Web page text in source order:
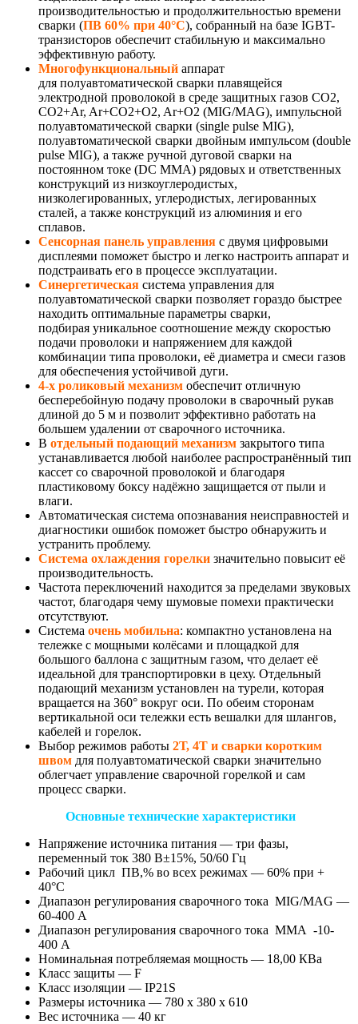
производительностью и продолжительностью времени
сварки (ПВ 60% при 40°С), собранный на базе IGBT-
транзисторов обеспечит стабильную и максимально
эффективную работу.
Многофункциональный аппарат
для полуавтоматической сварки плавящейся
электродной проволокой в среде защитных газов СО2,
CO2+Ar, Ar+CO2+O2, Ar+O2 (MIG/MAG), импульсной
полуавтоматической сварки (single pulse MIG),
полуавтоматической сварки двойным импульсом (double
pulse MIG), а также ручной дуговой сварки на
постоянном токе (DC MMA) рядовых и ответственных
конструкций из низкоуглеродистых,
низколегированных, углеродистых, легированных
сталей, а также конструкций из алюминия и его
сплавов.
Сенсорная панель управления с двумя цифровыми
дисплеями поможет быстро и легко настроить аппарат и
подстраивать его в процессе эксплуатации.
Синергетическая система управления для
полуавтоматической сварки позволяет гораздо быстрее
находить оптимальные параметры сварки,
подбирая уникальное соотношение между скоростью
подачи проволоки и напряжением для каждой
комбинации типа проволоки, её диаметра и смеси газов
для обеспечения устойчивой дуги.
4-х роликовый механизм обеспечит отличную
бесперебойную подачу проволоки в сварочный рукав
длиной до 5 м и позволит эффективно работать на
большем удалении от сварочного источника.
В отдельный подающий механизм закрытого типа
устанавливается любой наиболее распространённый тип
кассет со сварочной проволокой и благодаря
пластиковому боксу надёжно защищается от пыли и
влаги.
Автоматическая система опознавания неисправностей и
диагностики ошибок поможет быстро обнаружить и
устранить проблему.
Система охлаждения горелки значительно повысит её
производительность.
Частота переключений находится за пределами звуковых
частот, благодаря чему шумовые помехи практически
отсутствуют.
Система очень мобильна: компактно установлена на
тележке с мощными колёсами и площадкой для
большого баллона с защитным газом, что делает её
идеальной для транспортировки в цеху. Отдельный
подающий механизм установлен на турели, которая
вращается на 360° вокруг оси. По обеим сторонам
вертикальной оси тележки есть вешалки для шлангов,
кабелей и горелок.
Выбор режимов работы 2Т, 4Т и сварки коротким
швом для полуавтоматической сварки значительно
облегчает управление сварочной горелкой и сам
процесс сварки.
Основные технические характеристики
Напряжение источника питания — три фазы,
переменный ток 380 В±15%, 50/60 Гц
Рабочий цикл ПВ,% во всех режимах — 60% при +
40°С
Диапазон регулирования сварочного тока MIG/MAG —
60-400 А
Диапазон регулирования сварочного тока ММА -10-
400 А
Номинальная потребляемая мощность — 18,00 КВа
Класс защиты — F
Класс изоляции — IP21S
Размеры источника — 780 х 380 х 610
Вес источника — 40 кг